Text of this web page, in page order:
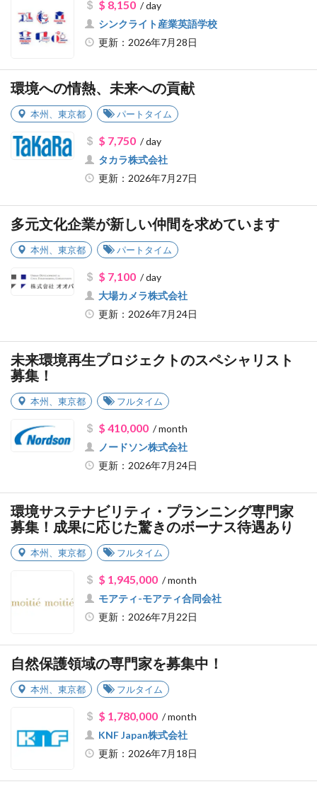
$ 8,150/ day
シンクライト産業英語学校
更新：2026年7月28日
環境への情熱、未来への貢献
本州 東京都 パートタイム
$ 7,750/ day
タカラ株式会社
更新：2026年7月27日
多元文化企業が新しい仲間を求めています
本州 東京都 パートタイム
$ 7,100/ day
大場カメラ株式会社
更新：2026年7月24日
未来環境再生プロジェクトのスペシャリスト
募集！
本州 東京都 フルタイム
$ 410,000/ month
ノードソン株式会社
更新：2026年7月24日
環境サステナビリティ・プランニング専門家
募集！成果に応じた驚きのボーナス待遇あり
本州 東京都 フルタイム
$ 1,945,000/ month
モアティ-モアティ合同会社
更新：2026年7月22日
自然保護領域の専門家を募集中！
本州 東京都 フルタイム
$ 1,780,000/ month
KNF Japan株式会社
更新：2026年7月18日